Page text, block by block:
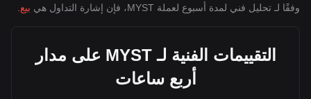
وفقًا لـ تحليل فني لمدة أسبوع لعملة MYST، فإن إشارة التداول هي
بيع
التقييمات الفنية لـ MYST على مدار
أربع ساعات